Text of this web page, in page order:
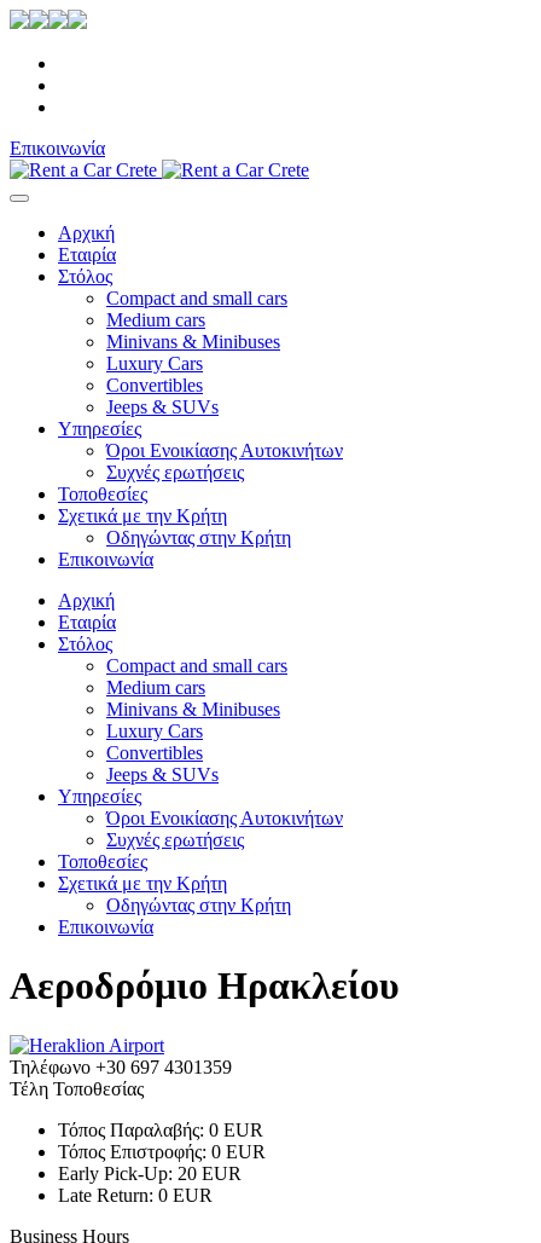
Επικοινωνία
Αρχική
Εταιρία
Στόλος
Compact and small cars
Medium cars
Minivans & Minibuses
Luxury Cars
Convertibles
Jeeps & SUVs
Υπηρεσίες
Όροι Ενοικίασης Αυτοκινήτων
Συχνές ερωτήσεις
Τοποθεσίες
Σχετικά με την Κρήτη
Οδηγώντας στην Κρήτη
Επικοινωνία
Αρχική
Εταιρία
Στόλος
Compact and small cars
Medium cars
Minivans & Minibuses
Luxury Cars
Convertibles
Jeeps & SUVs
Υπηρεσίες
Όροι Ενοικίασης Αυτοκινήτων
Συχνές ερωτήσεις
Τοποθεσίες
Σχετικά με την Κρήτη
Οδηγώντας στην Κρήτη
Επικοινωνία
Αεροδρόμιο Ηρακλείου
Τηλέφωνο +30 697 4301359
Τέλη Τοποθεσίας
Τόπος Παραλαβής: 0 EUR
Τόπος Επιστροφής: 0 EUR
Early Pick-Up: 20 EUR
Late Return: 0 EUR
Business Hours